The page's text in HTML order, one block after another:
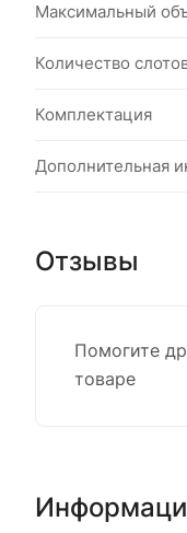
Максимальный
Количество
Комплектация
Дополнительная
Отзывы
Помогите
товаре